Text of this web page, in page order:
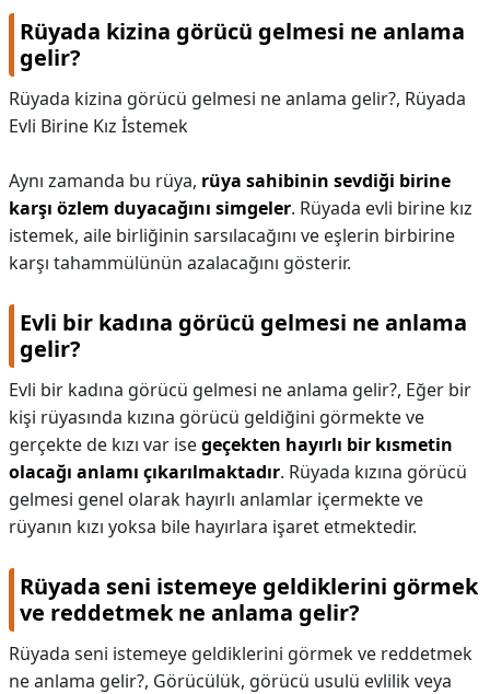
Rüyada kizina görücü gelmesi ne anlama
gelir?
Rüyada kizina görücü gelmesi ne anlama gelir?, Rüyada
Evli Birine Kız İstemek
Aynı zamanda bu rüya, rüya sahibinin sevdiği birine
karşı özlem duyacağını simgeler. Rüyada evli birine kız
istemek, aile birliğinin sarsılacağını ve eşlerin birbirine
karşı tahammülünün azalacağını gösterir.
Evli bir kadına görücü gelmesi ne anlama
gelir?
Evli bir kadına görücü gelmesi ne anlama gelir?, Eğer bir
kişi rüyasında kızına görücü geldiğini görmekte ve
gerçekte de kızı var isegeçekten hayırlı bir kısmetin
olacağı anlamı çıkarılmaktadır. Rüyada kızına görücü
gelmesi genel olarak hayırlı anlamlar içermekte ve
rüyanın kızı yoksa bile hayırlara işaret etmektedir.
Rüyada seni istemeye geldiklerini görmek
ve reddetmek ne anlama gelir?
Rüyada seni istemeye geldiklerini görmek ve reddetmek
ne anlama gelir?, Görücülük, görücü usulü evlilik veya